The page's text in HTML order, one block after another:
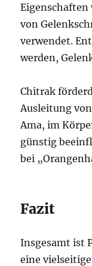
von
verwendet.
werden,
Chitrak
Ausleitung
Ama, im
günstig
bei
Fazit
Insgesamt ist
eine